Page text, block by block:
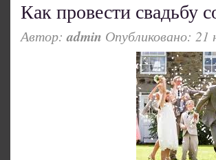
Как провести свадьбу
Автор:admin Опубликовано: 21